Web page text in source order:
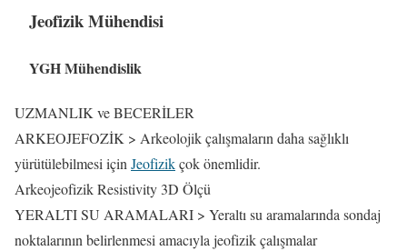
Jeofizik Mühendisi
YGH Mühendislik
UZMANLIK ve BECERİLER
ARKEOJEFOZİK > Arkeolojik çalışmaların daha sağlıklı
yürütülebilmesi için Jeofizikçok önemlidir.
ArkeojeofizikResistivity 3D Ölçü
YERALTI SU ARAMALARI > Yeraltı su aramalarında sondaj
noktalarının belirlenmesi amacıyla jeofizik çalışmalar